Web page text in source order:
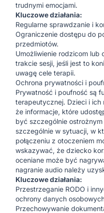
trudnymi emocjami.
Kluczowe działania:
Regularne sprawdzanie i
Ograniczenie dostępu do
przedmiotów.
Umożliwienie rodzicom lub
trakcie sesji, jeśli jest to
uwagę cele terapii.
Ochrona prywatności i
Prywatność i poufność są
terapeutycznej. Dzieci i ich
że informacje, które
być szczególnie
szczególnie w sytuacji, w
połączeniu z otoczeniem
wskazywać, że dziecko
oceniane może być
nagranie audio należy
Kluczowe działania:
Przestrzeganie RODO i
ochrony danych
Przechowywanie